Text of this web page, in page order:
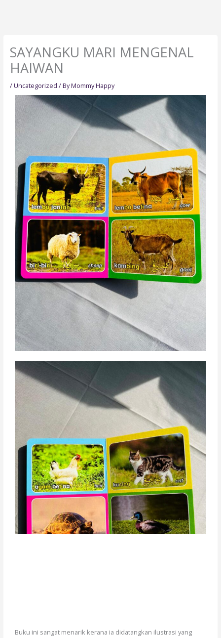
SAYANGKU MARI MENGENAL
HAIWAN
/Uncategorized / ByMommy Happy
Buku ini sangat menarik kerana ia didatangkan ilustrasi yang